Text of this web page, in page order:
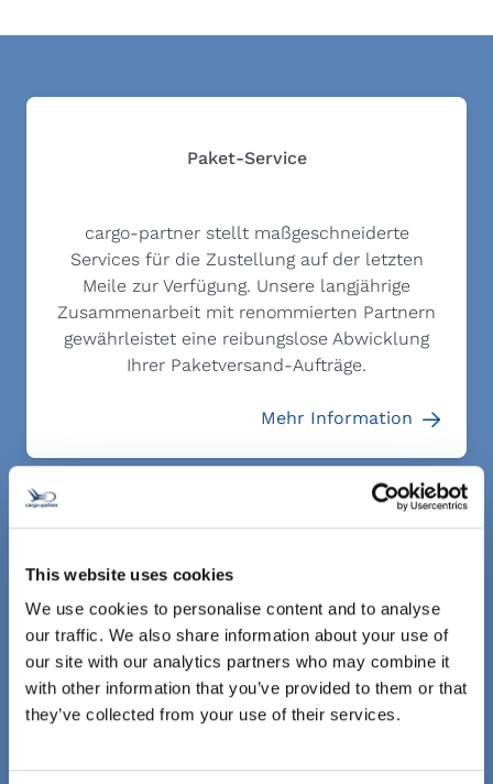
This website uses cookies
We use cookies to personalise content and to analyse
our traffic. We also share information about your use of
our site with our analytics partners who may combine it
with other information that you’ve provided to them or that
they’ve collected from your use of their services.
Paket-Service
cargo-partner stellt maßgeschneiderte
Services für die Zustellung auf der letzten
Meile zur Verfügung. Unsere langjährige
Zusammenarbeit mit renommierten Partnern
gewährleistet eine reibungslose Abwicklung
Ihrer Paketversand-Aufträge.
Mehr Information
Unsere Zollexperten auf der ganzen Welt
kümmern sich um die ordnungsgemäße,
schnelle und kosteneffiziente Zollabfertigung
Ihrer Waren.